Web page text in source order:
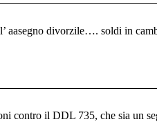
aasegno divorzile…. soldi in
contro il DDL 735, che sia un